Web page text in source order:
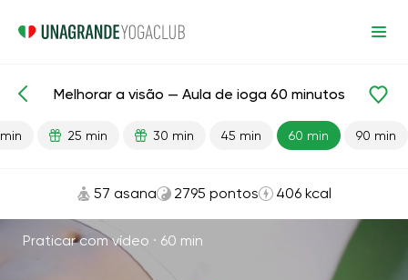
Aulas prontas Visão
Melhorar a visão — Aula de ioga 60 minutos
25 min 30 min 45 min 60 min 90 min
57 asana 2795 pontos 406 kcal
Praticar com vídeo · 60 min